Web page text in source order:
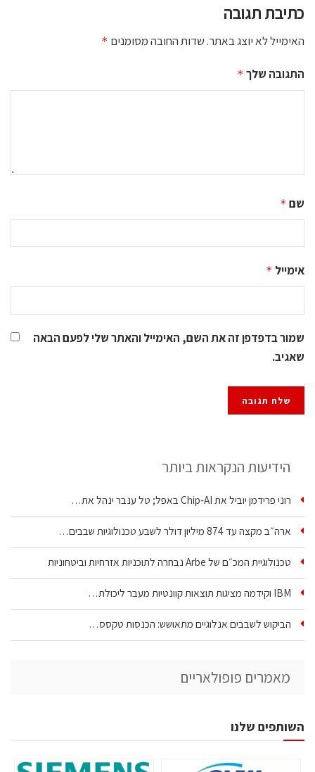
כתיבת תגובה
האימייל לא יוצג באתר.שדות החובה מסומנים *
התגובה שלך *
שם *
אימייל *
שמור בדפדפן זה את השם, האימייל והאתר שלי לפעם הבאה
שאגיב.
הידיעות הנקראות ביותר
רוני פרידמן יוביל את Chip‑AI באפל; טל ענבר ינהל את…
ארה״ב מקצה עד 874 מיליון דולר לשבע טכנולוגיות שבבים…
טכנולוגיית המכ״ם של Arbe נבחרה לתוכניות אזרחיות וביטחוניות
IBM וקידמה מציגות תוצאות קוונטיות מעבר ליכולת…
הביקוש לשבבים אנלוגיים מתאושש: הכנסות טקסס…
מאמרים פופולאריים
השותפים שלנו